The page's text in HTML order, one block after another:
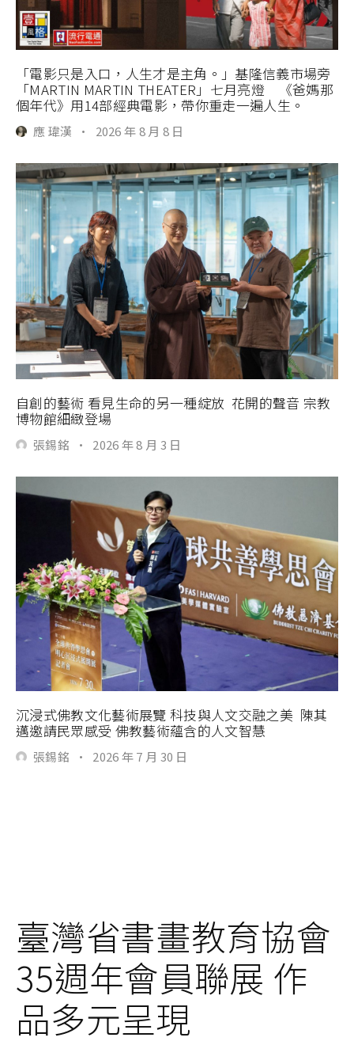
「電影只是入口，人生才是主角。」基隆信義市場旁
「MARTIN MARTIN THEATER」七月亮燈 《爸媽那
個年代》用14部經典電影，帶你重走一遍人生。
應 瑋漢 · 2026 年 8 月 8 日
自創的藝術 看見生命的另一種綻放 花開的聲音 宗教
博物館細緻登場
張錫銘 · 2026 年 8 月 3 日
沉浸式佛教文化藝術展覽 科技與人文交融之美 陳其
邁邀請民眾感受 佛教藝術蘊含的人文智慧
張錫銘 · 2026 年 7 月 30 日
臺灣省書畫教育協會
35週年會員聯展 作
品多元呈現